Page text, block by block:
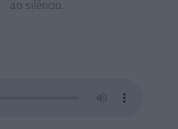
ao silêncio.